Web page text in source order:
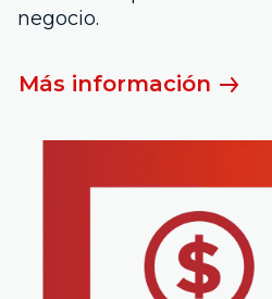
negocio.
Más información